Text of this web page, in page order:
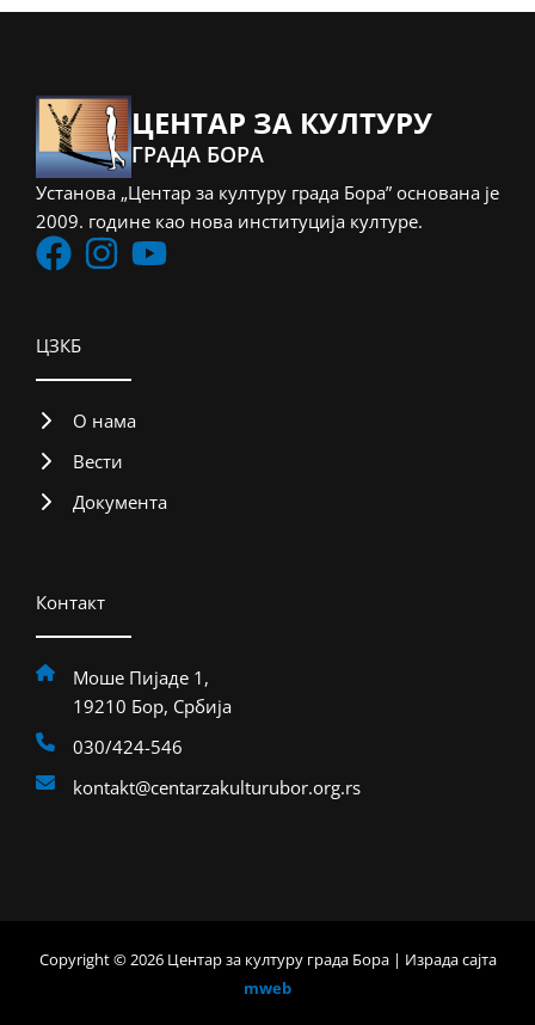
ЦЕНТАР ЗА КУЛТУРУ
ГРАДА БОРА
Установа „Центар за културу града Бора” основана је
2009. године као нова институција културе.
ЦЗКБ
О нама
Вести
Документа
Контакт
Моше Пијаде 1,
19210 Бор, Србија
030/424-546
kontakt@centarzakulturubor.org.rs
Copyright © 2026 Центар за културу града Бора | Израда сајта
mweb